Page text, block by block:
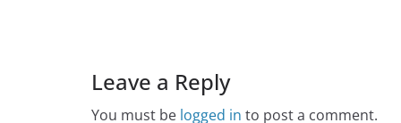
Leave a Reply
You must be logged in to post a comment.